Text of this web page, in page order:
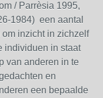
/ Parrèsia 1995,
1984) een aantal
inzicht in zichzelf
individuen in staat
van anderen in te
en
een bepaalde